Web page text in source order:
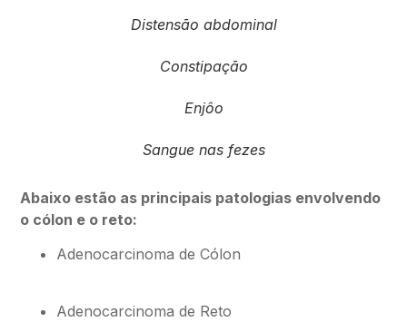
Distensão abdominal
Constipação
Enjôo
Sangue nas fezes
Abaixo estão as principais patologias envolvendo
o cólon e o reto:
Adenocarcinoma de Cólon
Adenocarcinoma de Reto